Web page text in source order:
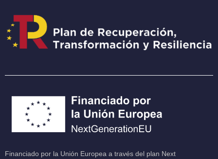
Financiado por la Unión Europea a través del plan Next